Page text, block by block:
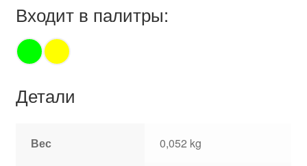
Входит в палитры:
Детали
Вес 0,052 kg